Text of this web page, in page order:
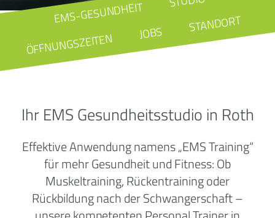
EMS-GESUNDHEIT
ÖFFNUNGSZEITEN JOBS STANDORT
Ihr EMS Gesundheitsstudio in Roth
Effektive Anwendung namens „EMS Training“
für mehr Gesundheit und Fitness: Ob
Muskeltraining, Rückentraining oder
Rückbildung nach der Schwangerschaft –